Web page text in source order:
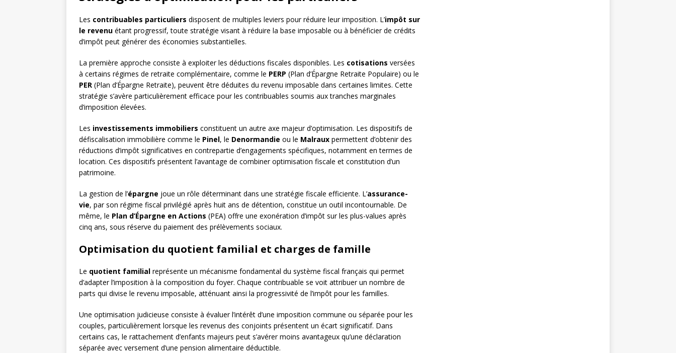
Les contribuables particuliers disposent de multiples leviers pour réduire leur imposition. L’impôt sur
le revenu étant progressif, toute stratégie visant à réduire la base imposable ou à bénéficier de crédits
d’impôt peut générer des économies substantielles.
La première approche consiste à exploiter les déductions fiscales disponibles. Les cotisations versées
à certains régimes de retraite complémentaire, comme le PERP (Plan d’Épargne Retraite Populaire) ou le
PER (Plan d’Épargne Retraite), peuvent être déduites du revenu imposable dans certaines limites. Cette
stratégie s’avère particulièrement efficace pour les contribuables soumis aux tranches marginales
d’imposition élevées.
Les investissements immobiliers constituent un autre axe majeur d’optimisation. Les dispositifs de
défiscalisation immobilière comme le Pinel, le Denormandie ou le Malraux permettent d’obtenir des
réductions d’impôt significatives en contrepartie d’engagements spécifiques, notamment en termes de
location. Ces dispositifs présentent l’avantage de combiner optimisation fiscale et constitution d’un
patrimoine.
La gestion de l’épargne joue un rôle déterminant dans une stratégie fiscale efficiente. L’assurance-
vie, par son régime fiscal privilégié après huit ans de détention, constitue un outil incontournable. De
même, le Plan d’Épargne en Actions (PEA) offre une exonération d’impôt sur les plus-values après
cinq ans, sous réserve du paiement des prélèvements sociaux.
Optimisation du quotient familial et charges de famille
Le quotient familial représente un mécanisme fondamental du système fiscal français qui permet
d’adapter l’imposition à la composition du foyer. Chaque contribuable se voit attribuer un nombre de
parts qui divise le revenu imposable, atténuant ainsi la progressivité de l’impôt pour les familles.
Une optimisation judicieuse consiste à évaluer l’intérêt d’une imposition commune ou séparée pour les
couples, particulièrement lorsque les revenus des conjoints présentent un écart significatif. Dans
certains cas, le rattachement d’enfants majeurs peut s’avérer moins avantageux qu’une déclaration
séparée avec versement d’une pension alimentaire déductible.